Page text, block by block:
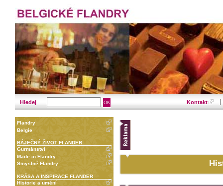
Hledej Kontakt
Flandry
Belgie
BÁJEČNÝ ŽIVOT FLANDER
Gurmánství
Made in Flandry
Smyslné Flandry
KRÁSA A INSPIRACE FLANDER
Historie a umění